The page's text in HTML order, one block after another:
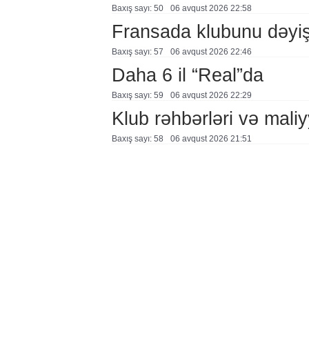
Baxış sayı: 50 06 avqust 2026 22:58
Fransada klubunu
Baxış sayı: 57 06 avqust 2026 22:46
Daha 6 il “Real”da
Baxış sayı: 59 06 avqust 2026 22:29
Klub rəhbərləri və
Baxış sayı: 58 06 avqust 2026 21:51